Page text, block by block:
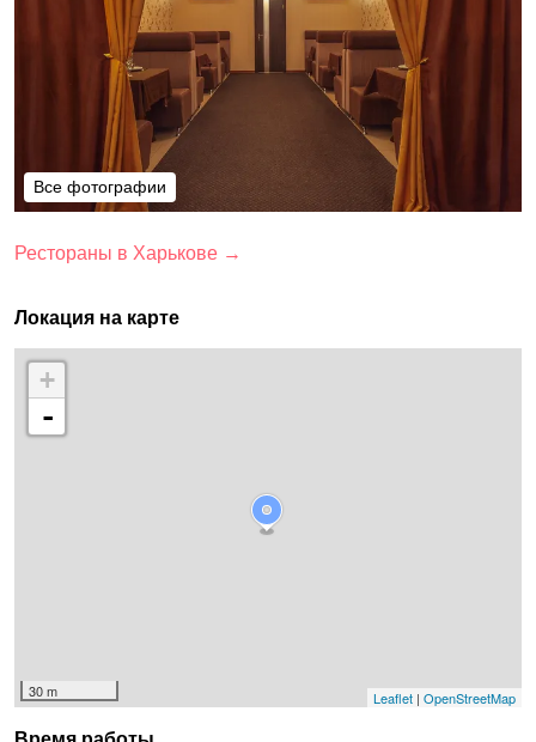
Все фотографии
Все фотографии
Рестораны в Харькове →
Локация на карте
+
-
30 m Leaflet | OpenStreetMap